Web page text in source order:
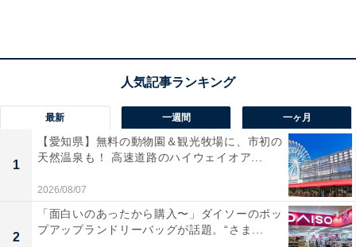
【2500円】コイズミ ヘアドライヤー 海外対応 ホ
ワイト【25％オフ】
最新 一週間 一ヶ月
1
【愛知県】無料の動物園＆観光牧場に、市初の
天然温泉も！ 高速道路のハイウェイオア...
2026/08/07
2
「面白いのあったから購入〜」ダイソーのポッ
プアップランドリーバッグが話題。“さま...